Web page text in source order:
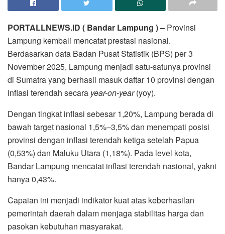
PORTALLNEWS.ID ( Bandar Lampung ) – Provinsi
Lampung kembali mencatat prestasi nasional.
Berdasarkan data Badan Pusat Statistik (BPS) per 3
November 2025, Lampung menjadi satu-satunya provinsi
di Sumatra yang berhasil masuk daftar 10 provinsi dengan
inflasi terendah secara year-on-year(yoy).
Dengan tingkat inflasi sebesar 1,20%, Lampung berada di
bawah target nasional 1,5%–3,5% dan menempati posisi
provinsi dengan inflasi terendah ketiga setelah Papua
(0,53%) dan Maluku Utara (1,18%). Pada level kota,
Bandar Lampung mencatat inflasi terendah nasional, yakni
hanya 0,43%.
Capaian ini menjadi indikator kuat atas keberhasilan
pemerintah daerah dalam menjaga stabilitas harga dan
pasokan kebutuhan masyarakat.